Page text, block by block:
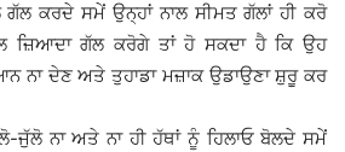
ਕਰਦੇ ਸਮੇਂ ਉਨ੍ਹਾਂ ਨਾਲ ਸੀਮਤ ਗੱਲਾਂ ਹੀ ਕਰੋ
ਜ਼ਿਆਦਾ ਗੱਲ ਕਰੋਗੇ ਤਾਂ ਹੋ ਸਕਦਾ ਹੈ ਕਿ ਉਹ
ਨਾ ਦੇਣ ਅਤੇ ਤੁਹਾਡਾ ਮਜ਼ਾਕ ਉਡਾਉਣਾ ਸ਼ੁਰੂ ਕਰ
ਜੁੱਲੋ ਨਾ ਅਤੇ ਨਾ ਹੀ ਹੱਥਾਂ ਨੂੰ ਹਿਲਾਓ ਬੋਲਦੇ ਸਮੇਂ